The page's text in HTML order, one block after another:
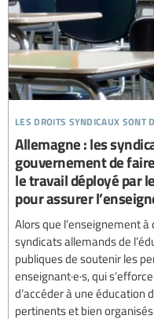
les droits syndicaux sont
Allemagne : les
gouvernement de
le travail déployé par
pour assurer
Alors que l’enseignement
syndicats allemands de
publiques de soutenir les
enseignant·e·s, qui
d’accéder à une éducation
pertinents et bien